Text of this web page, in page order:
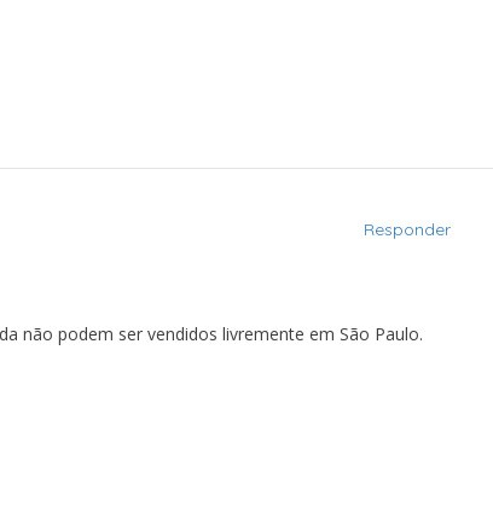
Responder
não podem ser vendidos livremente em São Paulo.